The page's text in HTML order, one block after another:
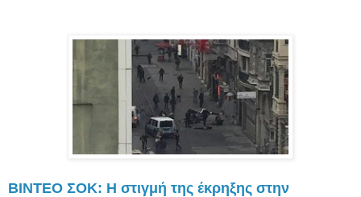
ΒΙΝΤΕΟ ΣΟΚ: Η στιγμή της έκρηξης στην